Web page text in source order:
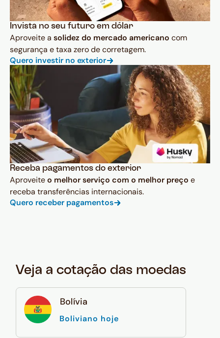
Invista no seu futuro em dólar
Aproveite a solidez do mercado americano com
segurança e taxa zero de corretagem.
Quero investir no exterior
Receba pagamentos do exterior
Aproveiteo melhor serviço com o melhor preço e
receba transferências internacionais.
Quero receber pagamentos
Veja a cotação das moedas
Bolívia
Boliviano hoje